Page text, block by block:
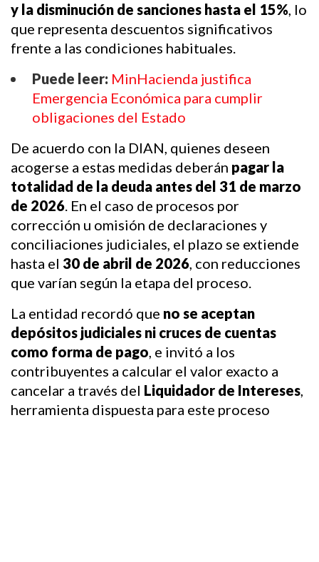
y la disminución de sanciones hasta el 15%, lo
que representa descuentos significativos
frente a las condiciones habituales.
Puede leer: MinHacienda justifica
Emergencia Económica para cumplir
obligaciones del Estado
De acuerdo con la DIAN, quienes deseen
acogerse a estas medidas deberán pagar la
totalidad de la deuda antes del 31 de marzo
de 2026. En el caso de procesos por
corrección u omisión de declaraciones y
conciliaciones judiciales, el plazo se extiende
hasta el 30 de abril de 2026, con reducciones
que varían según la etapa del proceso.
La entidad recordó que no se aceptan
depósitos judiciales ni cruces de cuentas
como forma de pago, e invitó a los
contribuyentes a calcular el valor exacto a
cancelar a través del Liquidador de Intereses,
herramienta dispuesta para este proceso